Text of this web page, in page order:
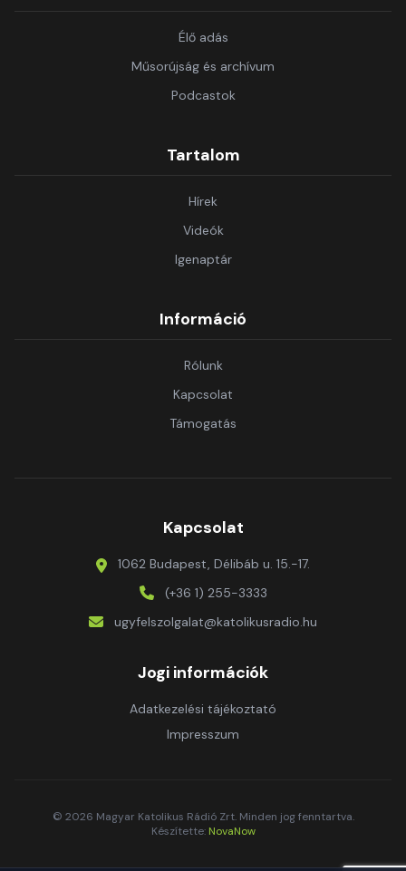
Élő adás
Műsorújság és archívum
Podcastok
Tartalom
Hírek
Videók
Igenaptár
Információ
Rólunk
Kapcsolat
Támogatás
Kapcsolat
1062 Budapest, Délibáb u. 15.-17.
(+36 1) 255-3333
ugyfelszolgalat@katolikusradio.hu
Jogi információk
Adatkezelési tájékoztató
Impresszum
© 2026 Magyar Katolikus Rádió Zrt. Minden jog fenntartva.
Készítette: NovaNow